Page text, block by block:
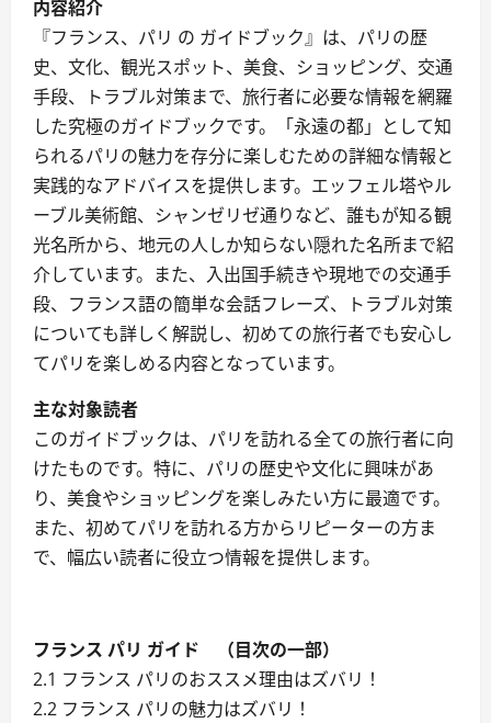
内容紹介
『フランス、パリ の ガイドブック』は、パリの歴
史、文化、観光スポット、美食、ショッピング、交通
手段、トラブル対策まで、旅行者に必要な情報を網羅
した究極のガイドブックです。「永遠の都」として知
られるパリの魅力を存分に楽しむための詳細な情報と
実践的なアドバイスを提供します。エッフェル塔やル
ーブル美術館、シャンゼリゼ通りなど、誰もが知る観
光名所から、地元の人しか知らない隠れた名所まで紹
介しています。また、入出国手続きや現地での交通手
段、フランス語の簡単な会話フレーズ、トラブル対策
についても詳しく解説し、初めての旅行者でも安心し
てパリを楽しめる内容となっています。
主な対象読者
このガイドブックは、パリを訪れる全ての旅行者に向
けたものです。特に、パリの歴史や文化に興味があ
り、美食やショッピングを楽しみたい方に最適です。
また、初めてパリを訪れる方からリピーターの方ま
で、幅広い読者に役立つ情報を提供します。
フランス パリ ガイド （目次の一部）
2.1 フランス パリのおススメ理由はズバリ！
2.2 フランス パリの魅力はズバリ！